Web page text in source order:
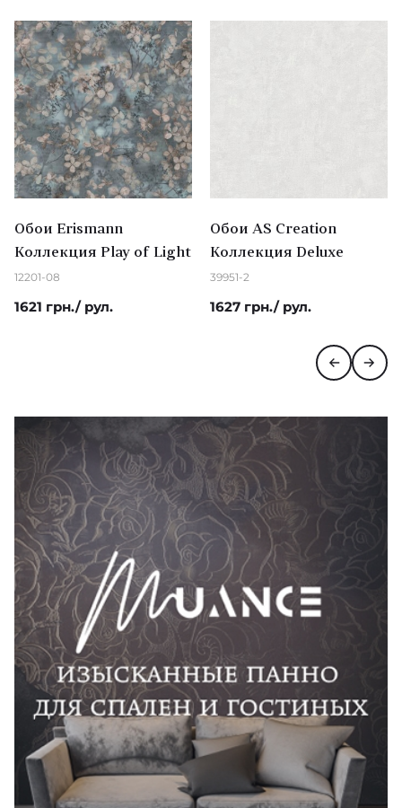
Обои Erismann
Коллекция Play of Light
12201-08
1621 грн./ рул.
Обои AS Creation
Коллекция Deluxe
39951-2
1627 грн./ рул.